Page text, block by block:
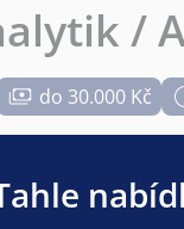
/
do 30.000 Kč